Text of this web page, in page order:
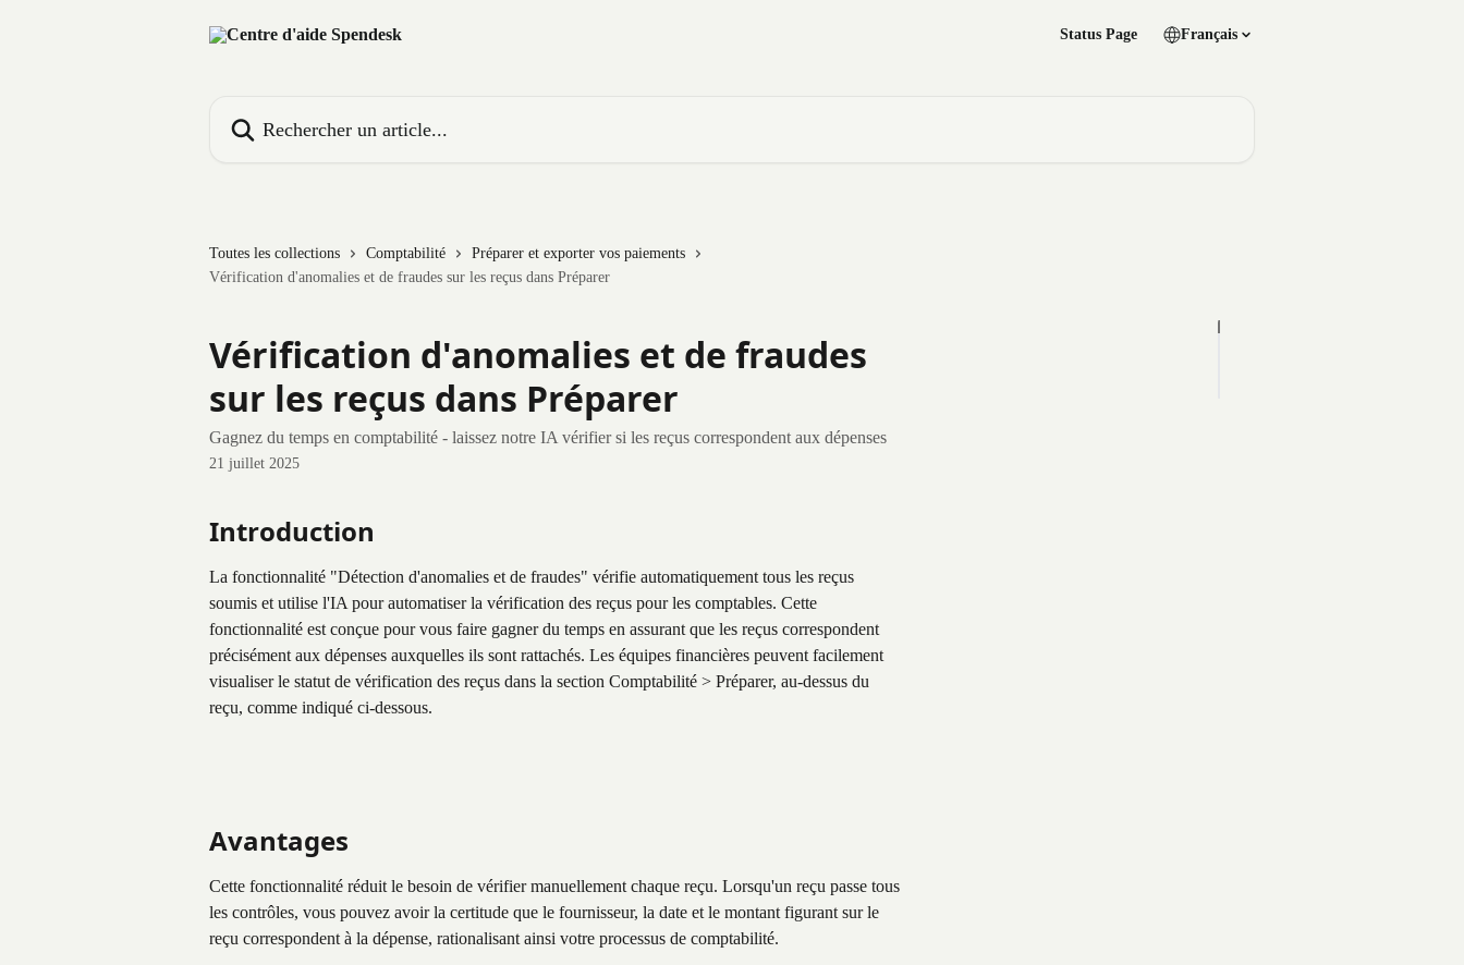
Status Page Français
Toutes les collections Comptabilité
Préparer et exporter vos paiements
Vérification d'anomalies et de fraudes sur les reçus dans Préparer
Vérification d'anomalies et de fraudes
sur les reçus dans Préparer
Gagnez du temps en comptabilité - laissez notre IA vérifier si les reçus correspondent aux dépenses
21 juillet 2025
Introduction
La fonctionnalité "Détection d'anomalies et de fraudes" vérifie automatiquement tous les reçus
soumis et utilise l'IA pour automatiser la vérification des reçus pour les comptables. Cette
fonctionnalité est conçue pour vous faire gagner du temps en assurant que les reçus correspondent
précisément aux dépenses auxquelles ils sont rattachés. Les équipes financières peuvent facilement
visualiser le statut de vérification des reçus dans la section Comptabilité > Préparer, au-dessus du
reçu, comme indiqué ci-dessous.
Avantages
Cette fonctionnalité réduit le besoin de vérifier manuellement chaque reçu. Lorsqu'un reçu passe tous
les contrôles, vous pouvez avoir la certitude que le fournisseur, la date et le montant figurant sur le
reçu correspondent à la dépense, rationalisant ainsi votre processus de comptabilité.